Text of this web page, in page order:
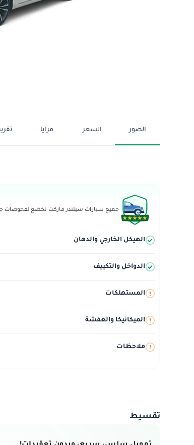
الصور السعر مزايا
جميع سيارات سيلندر ماركت تخضع لفحوصات
الهيكل الخارجي والدهان
الدواخل والتكييف
المستهلكات
الميكانيكا والعفشة
ملاحظات
تقسيط